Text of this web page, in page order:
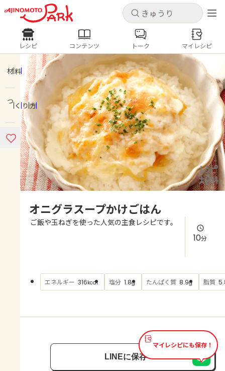
キャンセル
ログインするとレシピを保存できます
ログイン 新規登録
ホーム
コンテンツ
レシピ
よくあるお問い合わせ
AJINOMOTO PARK とは
キャンセル
レシピ コンテンツ
人気の食材・レシピ
きゅうり なす トマト
とうもろこし
ピーマン
みょうが ゴーヤ
レシピ コンテンツ トーク マイレシピ
材料
つくり方
オニグラスープかけごはん
ご飯や玉ねぎを使った人気の主食レシピです。
10分
エネルギー 316kcal 塩分 1.8g たんぱく質 8.9g 脂質
マイレシピにも保存！
LINEに保存